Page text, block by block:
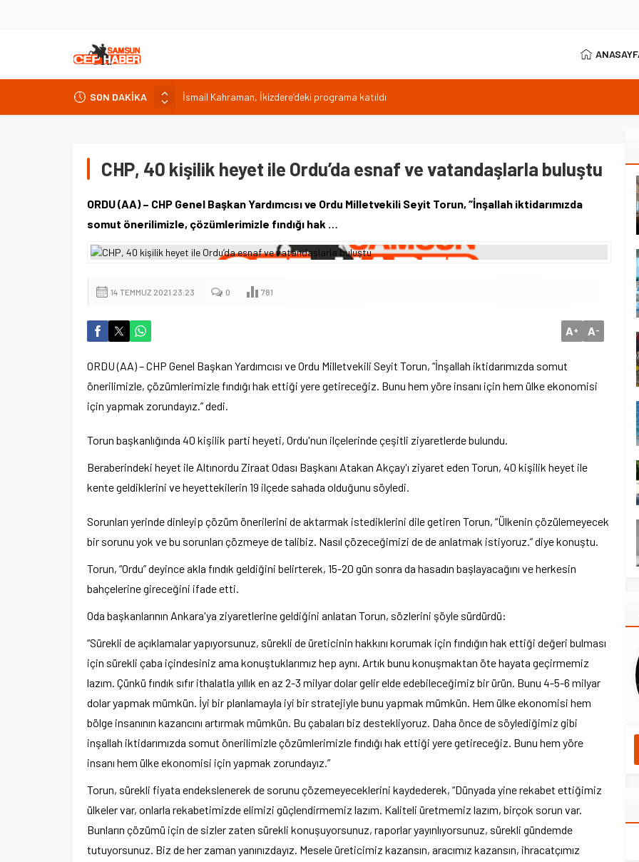
SON DAKİKA
Isparta’da bisiklet kupası heyecanı 371 sporcuyla sürüyor
CHP, 40 kişilik heyet ile Ordu’da esnaf ve vatandaşlarla buluştu
ORDU (AA) – CHP Genel Başkan Yardımcısı ve Ordu Milletvekili Seyit Torun, “İnşallah iktidarımızda
somut önerilimizle, çözümlerimizle fındığı hak …
14 TEMMUZ 2021 23:23 0 781
A+ A-
ORDU (AA) – CHP Genel Başkan Yardımcısı ve Ordu Milletvekili Seyit Torun, “İnşallah iktidarımızda somut
önerilimizle, çözümlerimizle fındığı hak ettiği yere getireceğiz. Bunu hem yöre insanı için hem ülke ekonomisi
için yapmak zorundayız.” dedi.
Torun başkanlığında 40 kişilik parti heyeti, Ordu'nun ilçelerinde çeşitli ziyaretlerde bulundu.
Beraberindeki heyet ile Altınordu Ziraat Odası Başkanı Atakan Akçay'ı ziyaret eden Torun, 40 kişilik heyet ile
kente geldiklerini ve heyettekilerin 19 ilçede sahada olduğunu söyledi.
Sorunları yerinde dinleyip çözüm önerilerini de aktarmak istediklerini dile getiren Torun, “Ülkenin çözülemeyecek
bir sorunu yok ve bu sorunları çözmeye de talibiz. Nasıl çözeceğimizi de de anlatmak istiyoruz.” diye konuştu.
Torun, “Ordu” deyince akla fındık geldiğini belirterek, 15-20 gün sonra da hasadın başlayacağını ve herkesin
bahçelerine gireceğini ifade etti.
Oda başkanlarının Ankara'ya ziyaretlerine geldiğini anlatan Torun, sözlerini şöyle sürdürdü:
“Sürekli de açıklamalar yapıyorsunuz, sürekli de üreticinin hakkını korumak için fındığın hak ettiği değeri bulması
için sürekli çaba içindesiniz ama konuştuklarımız hep aynı. Artık bunu konuşmaktan öte hayata geçirmemiz
lazım. Çünkü fındık sıfır ithalatla yıllık en az 2-3 milyar dolar gelir elde edebileceğimiz bir ürün. Bunu 4-5-6 milyar
dolar yapmak mümkün. İyi bir planlamayla iyi bir stratejiyle bunu yapmak mümkün. Hem ülke ekonomisi hem
bölge insanının kazancını artırmak mümkün. Bu çabaları biz destekliyoruz. Daha önce de söylediğimiz gibi
inşallah iktidarımızda somut önerilimizle çözümlerimizle fındığı hak ettiği yere getireceğiz. Bunu hem yöre
insanı hem ülke ekonomisi için yapmak zorundayız.”
Torun, sürekli fiyata endekslenerek de sorunu çözemeyeceklerini kaydederek, “Dünyada yine rekabet ettiğimiz
ülkeler var, onlarla rekabetimizde elimizi güçlendirmemiz lazım. Kaliteli üretmemiz lazım, birçok sorun var.
Bunların çözümü için de sizler zaten sürekli konuşuyorsunuz, raporlar yayınlıyorsunuz, sürekli gündemde
tutuyorsunuz. Biz de her zaman yanınızdayız. Mesele üreticimiz kazansın, aracımız kazansın, ihracatçımız